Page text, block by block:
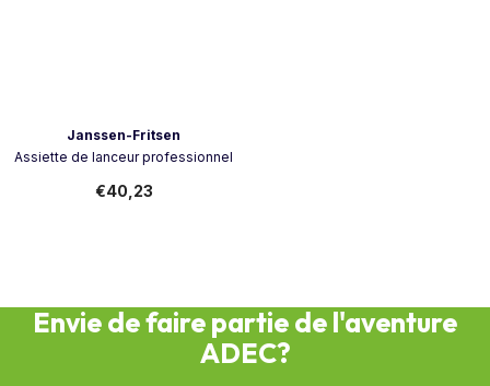
Vendeur:Janssen-Fritsen
Assiette de lanceur professionnel
€40,23
Envie de faire partie de l'aventure
ADEC?